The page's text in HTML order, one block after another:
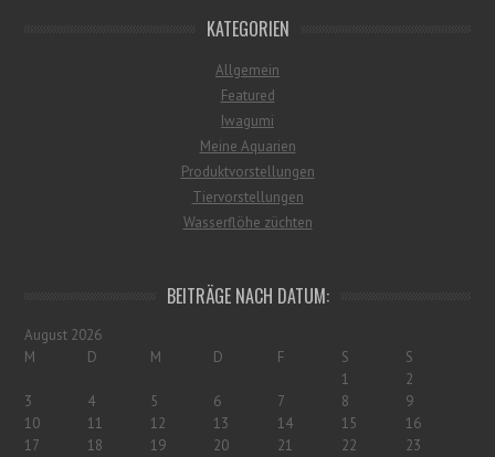
KATEGORIEN
Allgemein
Featured
Iwagumi
Meine Aquarien
Produktvorstellungen
Tiervorstellungen
Wasserflöhe züchten
BEITRÄGE NACH DATUM:
August 2026
M
D M D F S
S
1
2
3
4 5 6 7 8
9
10
11 12 13 14 15
16
17
18 19 20 21 22
23